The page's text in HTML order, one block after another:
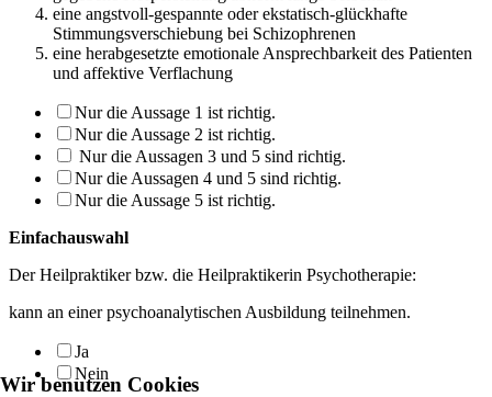
eine angstvoll-gespannte oder ekstatisch-glückhafte
Stimmungsverschiebung bei Schizophrenen
eine herabgesetzte emotionale Ansprechbarkeit des Patienten
und affektive Verfla­chung
Nur die Aussage 1 ist richtig.
Nur die Aussage 2 ist richtig.
Nur die Aussagen 3 und 5 sind richtig.
Nur die Aussagen 4 und 5 sind richtig.
Nur die Aussage 5 ist richtig.
Einfachauswahl
Der Heilpraktiker bzw. die Heilpraktikerin Psychotherapie:
kann an einer psychoanalytischen Ausbildung teilnehmen.
Ja
Nein
Wir benutzen Cookies